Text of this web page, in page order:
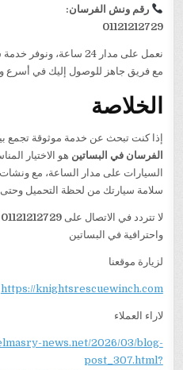
رقم ونش الفرسان:
01121212729
نعمل على مدار 24 ساعة،
مع فريق جاهز للوصول إليك في أسرع
الخلاصة
إذا كنت تبحث عن خدمة موثوقة تجمع
الفرسان في البساتين هو الاختيار
السيارات على مدار الساعة، مع
سلامة سيارتك من لحظة التحميل
لا تتردد في الاتصال على01121212729
واحترافية في البساتين
لزيارة موقعنا
https://knightsrescuewinch.com
لاراء العملاء
news.net/2026/03/blog-
post_307.html?